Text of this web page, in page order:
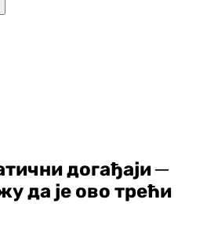
догађаји ─
да је ово трећи